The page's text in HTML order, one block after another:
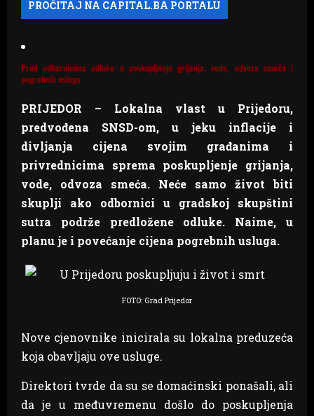
Pred odbornicima odluke o poskupljenju grijanja, vode, odvoza smeća i
pogrebnih usluga
PRIJEDOR – Lokalna vlast u Prijedoru,
predvođena SNSD-om, u jeku inflacije i
divljanja cijena svojim građanima i
privrednicima sprema poskupljenje grijanja,
vode, odvoza smeća. Neće samo život biti
skuplji ako odbornici u gradskoj skupštini
sutra podrže predložene odluke. Naime, u
planu je i povećanje cijena pogrebnih usluga.
FOTO: Grad Prijedor
Nove cjenovnike inicirala su lokalna preduzeća
koja obavljaju ove usluge.
Direktori tvrde da su se domaćinski ponašali, ali
da je u međuvremenu došlo do poskupljenja